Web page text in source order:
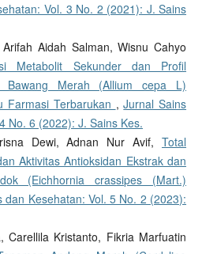
Vol. 3 No. 2 (2021): J. Sains
Aidah Salman, Wisnu Cahyo
Metabolit Sekunder dan Profil
Bawang Merah (Allium cepa L)
Farmasi Terbarukan ,Jurnal Sains
No. 6 (2022): J. Sains Kes.
Dewi, Adnan Nur Avif,Total
Aktivitas Antioksidan Ekstrak dan
(Eichhornia crassipes (Mart.)
dan Kesehatan: Vol. 5 No. 2 (2023):
Carellila Kristanto, Fikria Marfuatin